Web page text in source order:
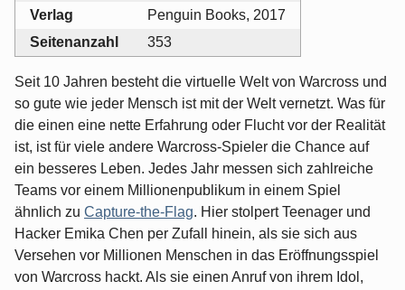
Verlag
Penguin Books, 2017
Seitenanzahl
353
Seit 10 Jahren besteht die virtuelle Welt von Warcross und
so gute wie jeder Mensch ist mit der Welt vernetzt. Was für
die einen eine nette Erfahrung oder Flucht vor der Realität
ist, ist für viele andere Warcross-Spieler die Chance auf
ein besseres Leben. Jedes Jahr messen sich zahlreiche
Teams vor einem Millionenpublikum in einem Spiel
ähnlich zu Capture-the-Flag. Hier stolpert Teenager und
Hacker Emika Chen per Zufall hinein, als sie sich aus
Versehen vor Millionen Menschen in das Eröffnungsspiel
von Warcross hackt. Als sie einen Anruf von ihrem Idol,